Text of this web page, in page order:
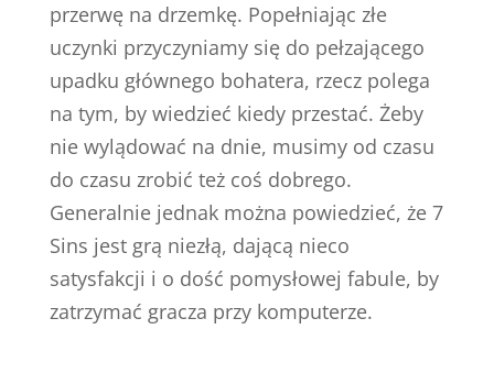
przerwę na drzemkę. Popełniając złe
uczynki przyczyniamy się do pełzającego
upadku głównego bohatera, rzecz polega
na tym, by wiedzieć kiedy przestać. Żeby
nie wylądować na dnie, musimy od czasu
do czasu zrobić też coś dobrego.
Generalnie jednak można powiedzieć, że 7
Sins jest grą niezłą, dającą nieco
satysfakcji i o dość pomysłowej fabule, by
zatrzymać gracza przy komputerze.